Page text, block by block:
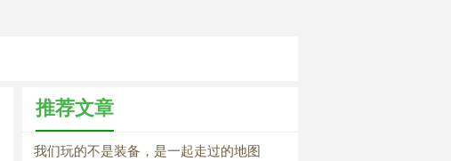
推荐文章
我们玩的不是装备，是一起走过的地图